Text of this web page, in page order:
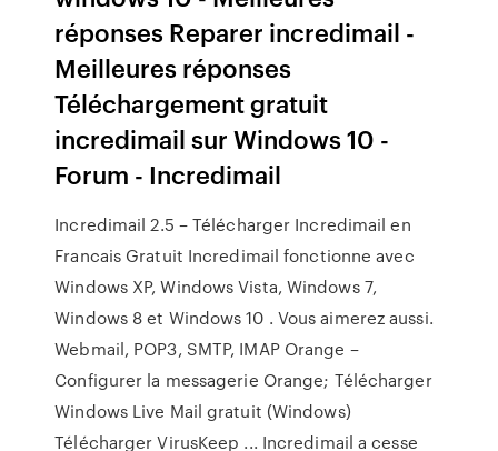
réponses Reparer incredimail -
Meilleures réponses
Téléchargement gratuit
incredimail sur Windows 10 -
Forum - Incredimail
Incredimail 2.5 – Télécharger Incredimail en
Francais Gratuit Incredimail fonctionne avec
Windows XP, Windows Vista, Windows 7,
Windows 8 et Windows 10 . Vous aimerez aussi.
Webmail, POP3, SMTP, IMAP Orange –
Configurer la messagerie Orange; Télécharger
Windows Live Mail gratuit (Windows)
Télécharger VirusKeep ... Incredimail a cesse